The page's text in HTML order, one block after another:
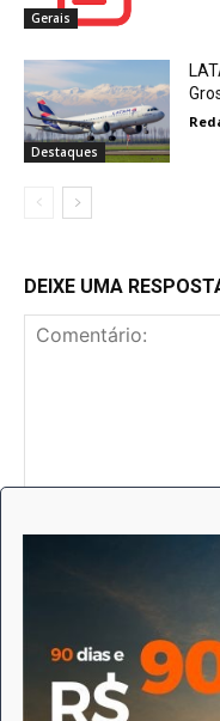
Gerais
Destaques
DEIXE UMA